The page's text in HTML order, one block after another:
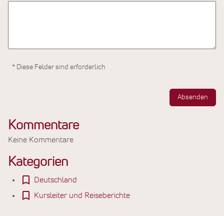
* Diese Felder sind erforderlich
Absenden
Kommentare
Keine Kommentare
Kategorien
Deutschland
Kursleiter und Reiseberichte